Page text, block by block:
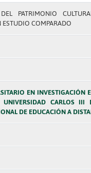
PATRIMONIO
ESTUDIO COMPARADO
EN INVESTIGACIÓN
UNIVERSIDAD CARLOS
DE EDUCACIÓN A